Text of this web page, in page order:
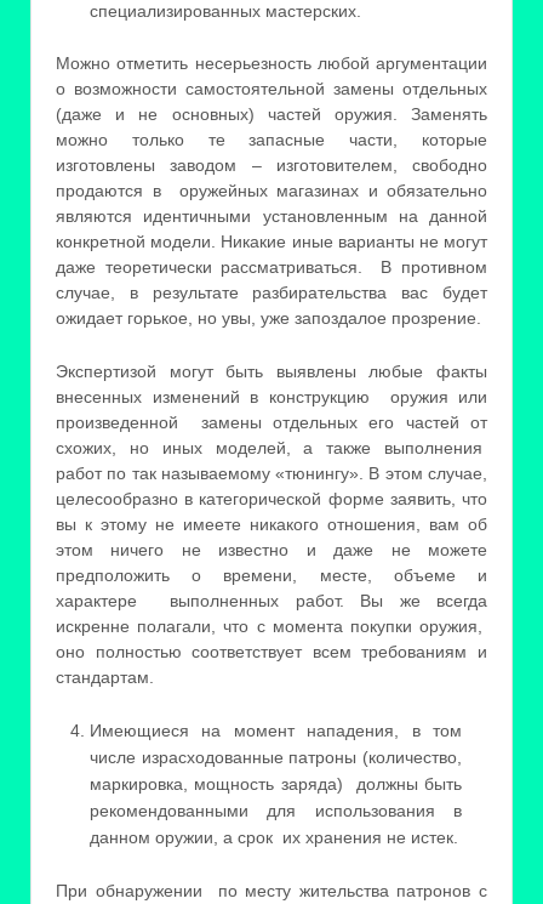
специализированных мастерских.
Можно отметить несерьезность любой аргументации
о возможности самостоятельной замены отдельных
(даже и не основных) частей оружия. Заменять
можно только те запасные части, которые
изготовлены заводом – изготовителем, свободно
продаются в оружейных магазинах и обязательно
являются идентичными установленным на данной
конкретной модели. Никакие иные варианты не могут
даже теоретически рассматриваться. В противном
случае, в результате разбирательства вас будет
ожидает горькое, но увы, уже запоздалое прозрение.
Экспертизой могут быть выявлены любые факты
внесенных изменений в конструкцию оружия или
произведенной замены отдельных его частей от
схожих, но иных моделей, а также выполнения
работ по так называемому «тюнингу». В этом случае,
целесообразно в категорической форме заявить, что
вы к этому не имеете никакого отношения, вам об
этом ничего не известно и даже не можете
предположить о времени, месте, объеме и
характере выполненных работ. Вы же всегда
искренне полагали, что с момента покупки оружия,
оно полностью соответствует всем требованиям и
стандартам.
Имеющиеся на момент нападения, в том
числе израсходованные патроны (количество,
маркировка, мощность заряда) должны быть
рекомендованными для использования в
данном оружии, а срок их хранения не истек.
При обнаружении по месту жительства патронов с